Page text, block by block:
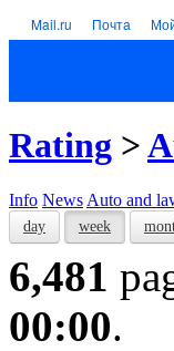
Mail.ru Почта
Rating >
Info News Auto and
day week
6,481
00:00.